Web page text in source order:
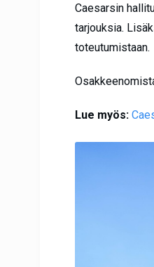
Caesarsin
tarjouksia.
toteutumistaan.
Lue myös: